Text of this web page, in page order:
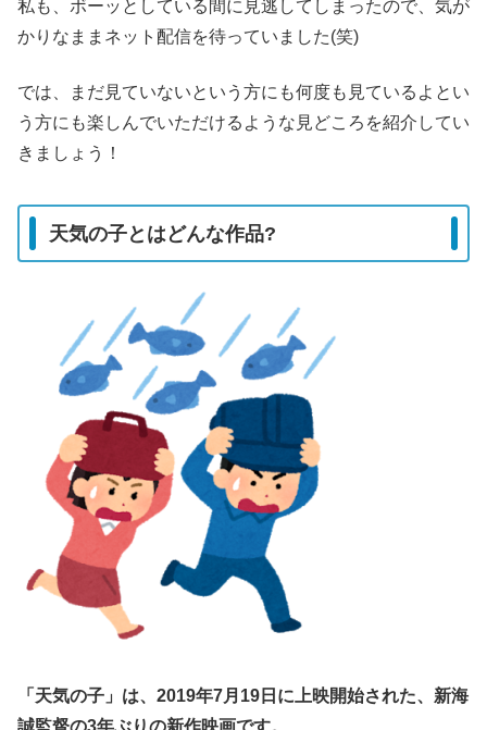
私も、ボーッとしている間に見逃してしまったので、気が
かりなままネット配信を待っていました(笑)
では、まだ見ていないという方にも何度も見ているよとい
う方にも楽しんでいただけるような見どころを紹介してい
きましょう！
天気の子とはどんな作品?
「天気の子」は、2019年7月19日に上映開始された、新海